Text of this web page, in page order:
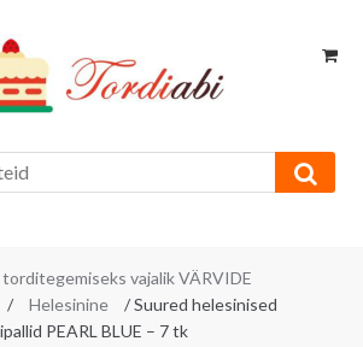
vajalik VÄRVIDE
/ Helesinine
/ Suured helesinised
PEARL BLUE – 7 tk